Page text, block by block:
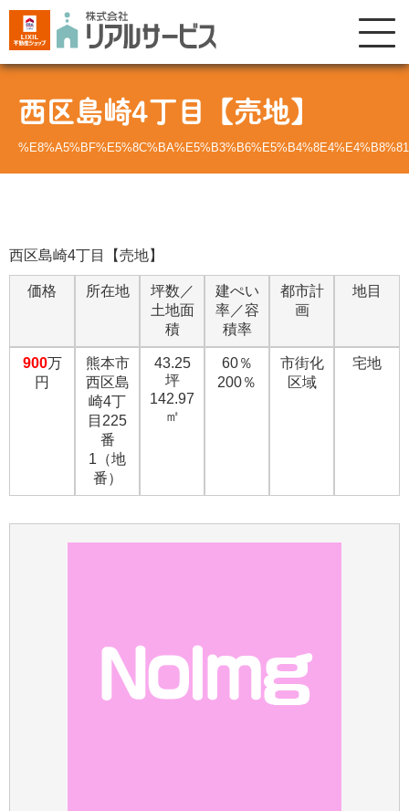
西区島崎4丁目【売地】
西区島崎4丁目【売地】
価格 所在地
坪数／
土地面
積
建ぺい
率／容
積率
都市計
画
地目
900万
円
熊本市
西区島
崎4丁
目225
番
1（地
番）
43.25
坪
142.97
㎡
60％
200％
市街化
区域
宅地